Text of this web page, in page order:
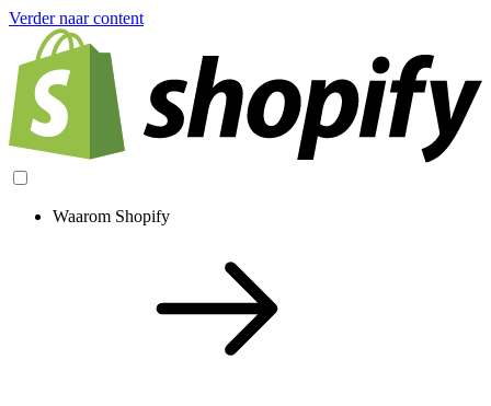
Verder naar content
Waarom Shopify